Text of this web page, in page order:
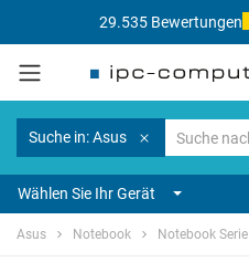
29.535 Bewertungen
Suche in: Asus
Wählen Sie Ihr Gerät
Asus Notebook Notebook Serie